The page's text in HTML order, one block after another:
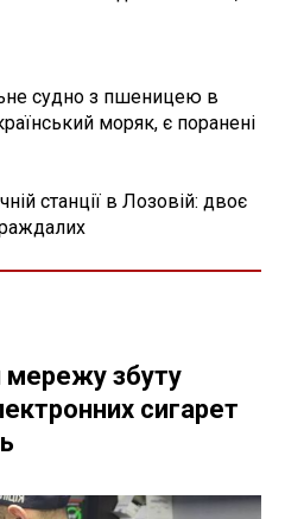
судно з пшеницею в
моряк, є поранені
станції в Лозовій: двоє
мережу збуту
сигарет